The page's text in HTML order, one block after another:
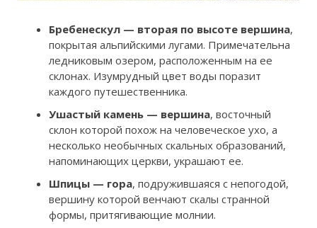
Бребенескул — вторая по высоте вершина,
покрытая альпийскими лугами. Примечательна
ледниковым озером, расположенным на ее
склонах. Изумрудный цвет воды поразит
каждого путешественника.
Ушастый камень — вершина, восточный
склон которой похож на человеческое ухо, а
несколько необычных скальных образований,
напоминающих церкви, украшают ее.
Шпицы — гора, подружившаяся с непогодой,
вершину которой венчают скалы странной
формы, притягивающие молнии.